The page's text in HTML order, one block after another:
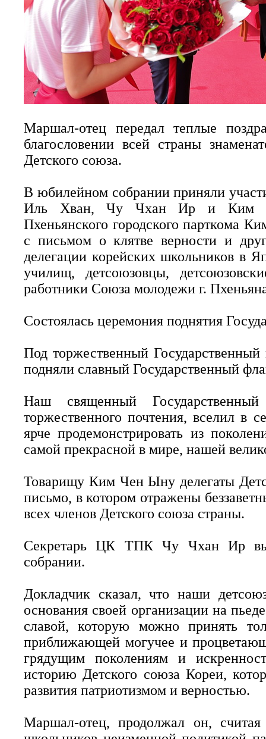
Маршал-отец передал теплые
благословении всей страны
Детского союза.
В юбилейном собрании приняли
Иль Хван, Чу Чхан Ир и Ким
Пхеньянского городского парткома
с письмом о клятве верности и
делегации корейских школьников в
училищ, детсоюзовцы,
работники Союза молодежи г.
Состоялась церемония поднятия
Под торжественный
подняли славный Государственный
Наш священный
торжественного почтения, вселил в
ярче продемонстрировать из
самой прекрасной в мире, нашей
Товарищу Ким Чен Ыну делегаты
письмо, в котором отражены
всех членов Детского союза страны.
Секретарь ЦК ТПК Чу Чхан Ир
собрании.
Докладчик сказал, что наши
основания своей организации на
славой, которую можно принять
приближающей могучее и
грядущим поколениям и
историю Детского союза Кореи,
развития патриотизмом и верностью.
Маршал-отец, продолжал он, считая